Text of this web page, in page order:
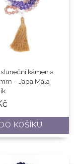
kámen a
– Japa Mála
DO KOŠÍKU